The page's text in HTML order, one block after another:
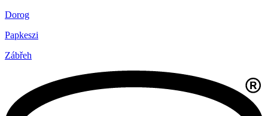
Dorog
Papkeszi
Zábřeh